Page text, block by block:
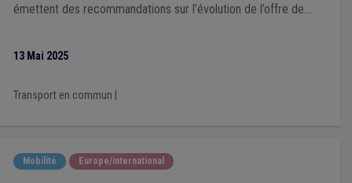
émettent des recommandations sur l’évolution de l’offre de
13 Mai 2025
Transport en commun
Mobilité Europe/international